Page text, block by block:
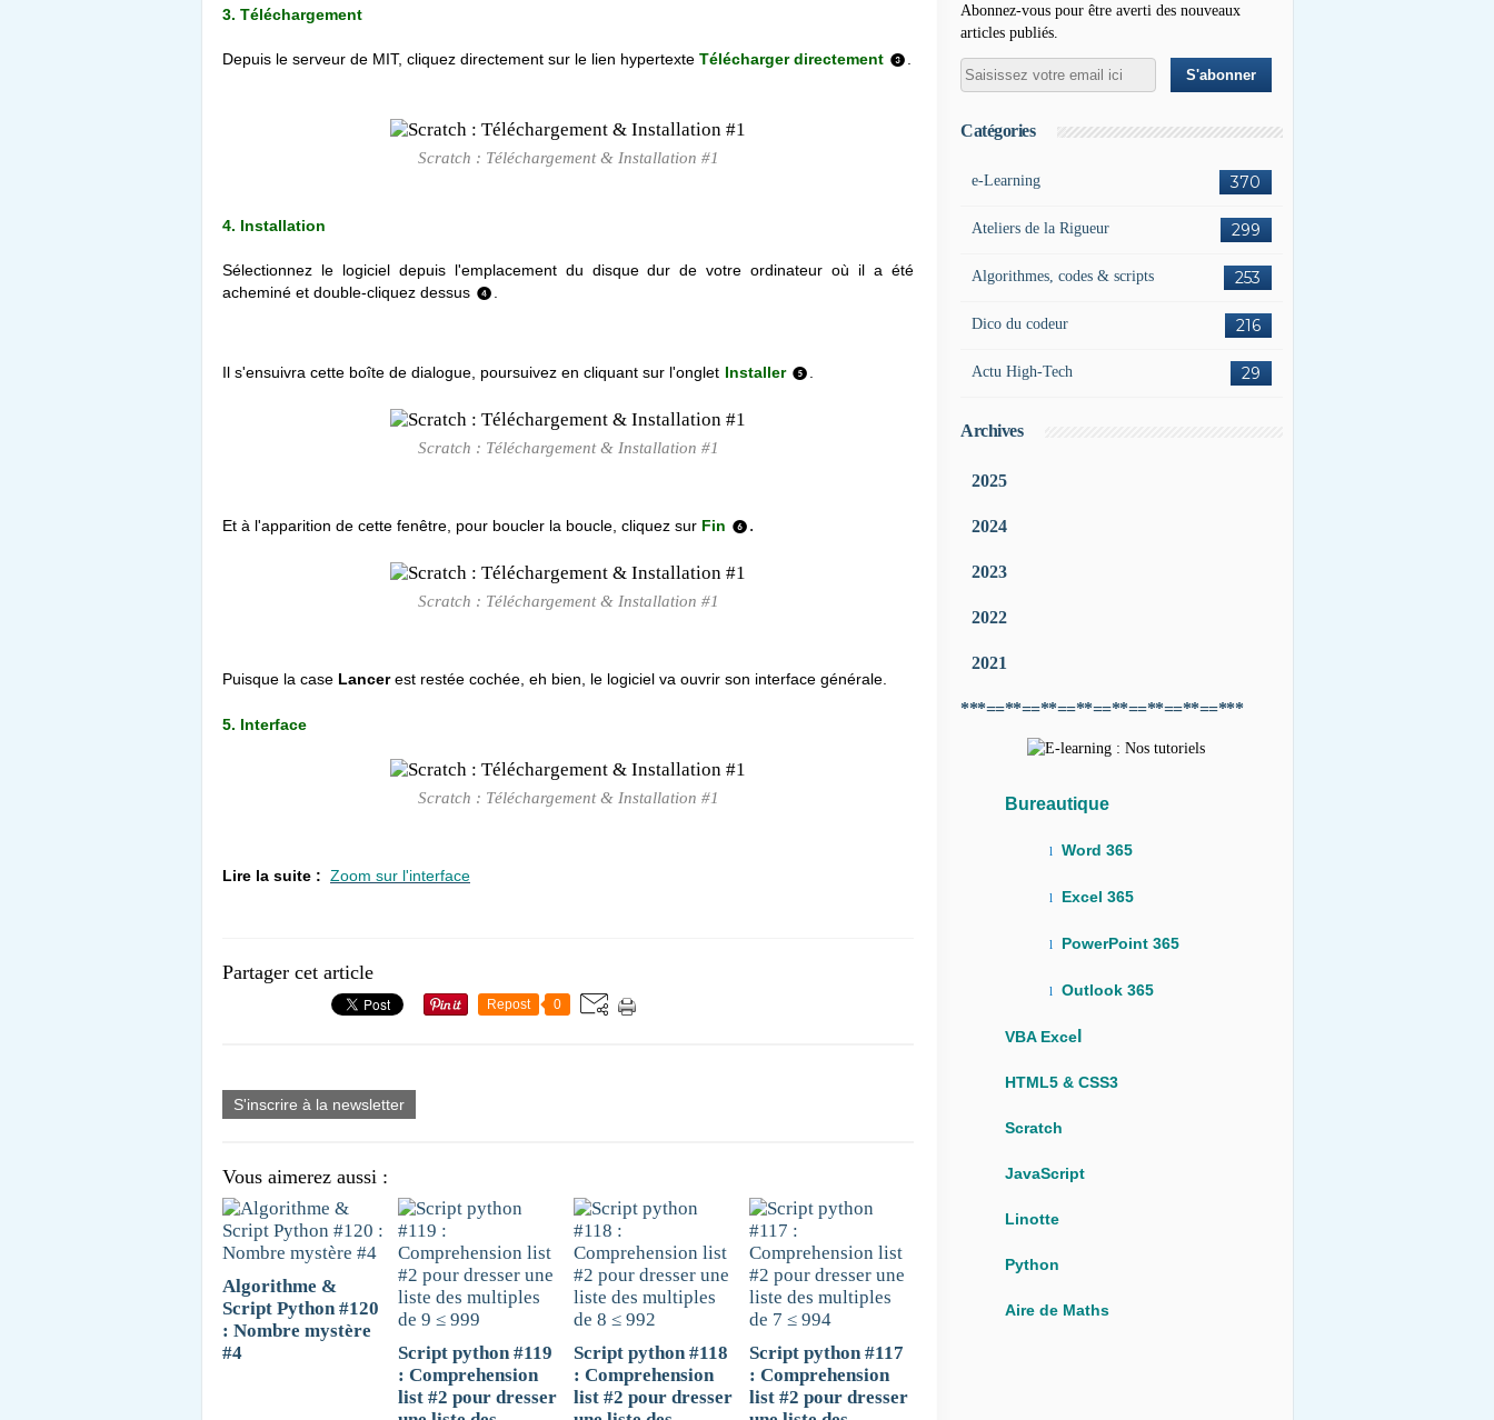
3. Téléchargement
Depuis le serveur de MIT, cliquez directement sur le lien hypertexte Télécharger directement ❸
Scratch : Téléchargement & Installation #1
4. Installation
Sélectionnez le logiciel depuis l'emplacement du disque dur de votre ordinateur où il a été
acheminé et double-cliquez dessus ❹
Il s'ensuivra cette boîte de dialogue, poursuivez en cliquant sur l'onglet Installer ❺
Scratch : Téléchargement & Installation #1
Et à l'apparition de cette fenêtre, pour boucler la boucle, cliquez sur Fin ❻ .
Scratch : Téléchargement & Installation #1
Puisque la case Lancerest restée cochée, eh bien, le logiciel va ouvrir son interface générale.
5. Interface
Scratch : Téléchargement & Installation #1
Lire la suite : Zoom sur l'interface
Partager cet article
Repost 0
S'inscrire à la newsletter
Vous aimerez aussi :
Algorithme &
Script Python #120
: Nombre mystère
#4
Script python #119
: Comprehension
list #2 pour dresser
Script python #118
: Comprehension
list #2 pour dresser
Script python #117
: Comprehension
list #2 pour dresser
Abonnez-vous pour être averti des nouveaux
articles publiés.
Catégories
370
e-Learning
299
Ateliers de la Rigueur
253
Algorithmes, codes & scripts
216
Dico du codeur
29
Actu High-Tech
Archives
2025
2024
2023
2022
2021
***==**==**==**==**==**==**==***
Bureautique
l Word 365
l Excel 365
l PowerPoint 365
l Outlook 365
VBA Exce
HTML5 & CSS3
Scratch
JavaScript
Linotte
Python
Aire de Maths